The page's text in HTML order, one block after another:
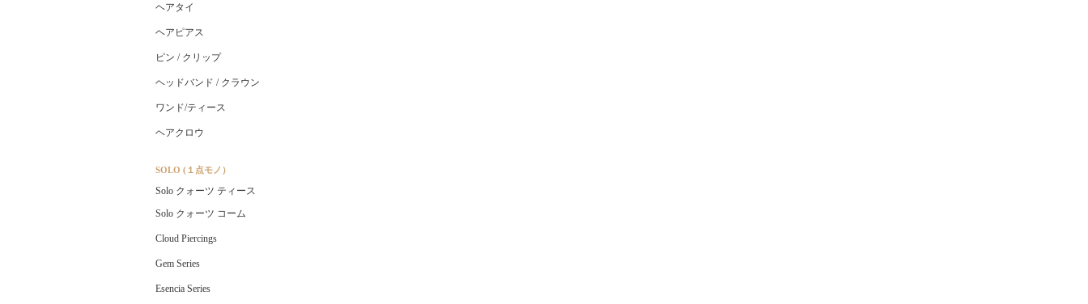
ヘアタイ
ヘアピアス
ピン / クリップ
ヘッドバンド / クラウン
ワンド/ティース
ヘアクロウ
SOLO (１点モノ）
Solo クォーツ ティース
Solo クォーツ コーム
Cloud Piercings
Gem Series
Esencia Series